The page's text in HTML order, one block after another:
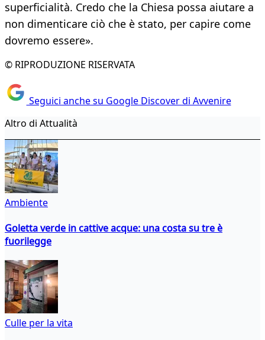
superficialità. Credo che la Chiesa possa aiutare a
non dimenticare ciò che è stato, per capire come
dovremo essere».
© RIPRODUZIONE RISERVATA
Seguici anche su Google Discover di Avvenire
Altro di Attualità
Ambiente
Goletta verde in cattive acque: una costa su tre è
fuorilegge
Culle per la vita